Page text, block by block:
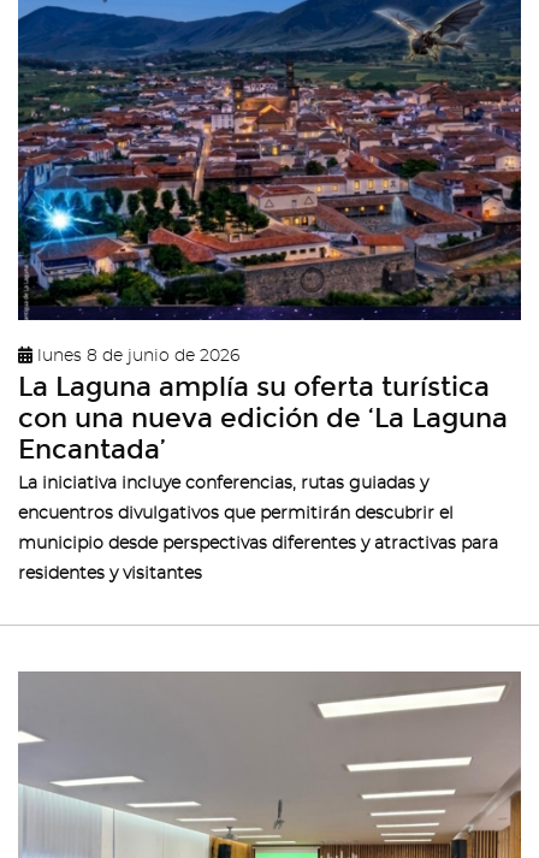
lunes 8 de junio de 2026
La Laguna amplía su oferta turística
con una nueva edición de ‘La Laguna
Encantada’
La iniciativa incluye conferencias, rutas guiadas y
encuentros divulgativos que permitirán descubrir el
municipio desde perspectivas diferentes y atractivas para
residentes y visitantes